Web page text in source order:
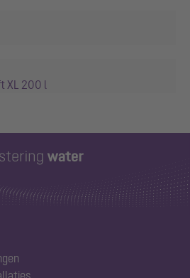
XL 200 l